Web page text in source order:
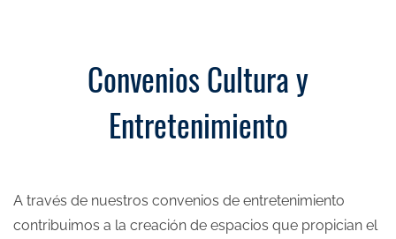
Convenios Cultura y
Entretenimiento
A través de nuestros convenios de entretenimiento
contribuimos a la creación de espacios que propician el